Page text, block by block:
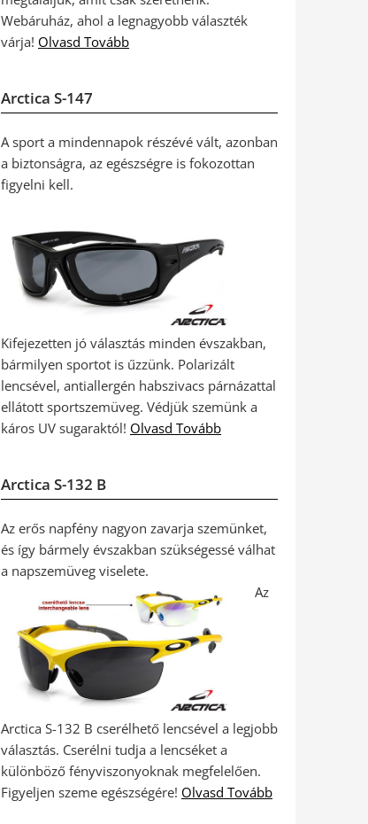
Webáruház, ahol a legnagyobb választék
várja! Olvasd Tovább
Arctica S-147
A sport a mindennapok részévé vált, azonban
a biztonságra, az egészségre is fokozottan
figyelni kell.
Kifejezetten jó választás minden évszakban,
bármilyen sportot is űzzünk. Polarizált
lencsével, antiallergén habszivacs párnázattal
ellátott sportszemüveg. Védjük szemünk a
káros UV sugaraktól! Olvasd Tovább
Arctica S-132 B
Az erős napfény nagyon zavarja szemünket,
és így bármely évszakban szükségessé válhat
a napszemüveg viselete.
Az
Arctica S-132 B cserélhető lencsével a legjobb
választás. Cserélni tudja a lencséket a
különböző fényviszonyoknak megfelelően.
Figyeljen szeme egészségére! Olvasd Tovább